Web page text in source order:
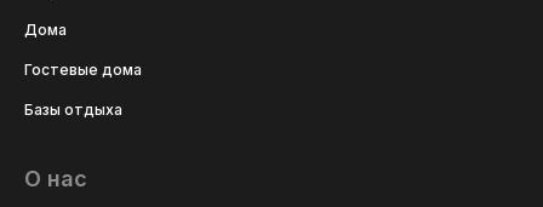
Дома
Гостевые дома
Базы отдыха
О нас